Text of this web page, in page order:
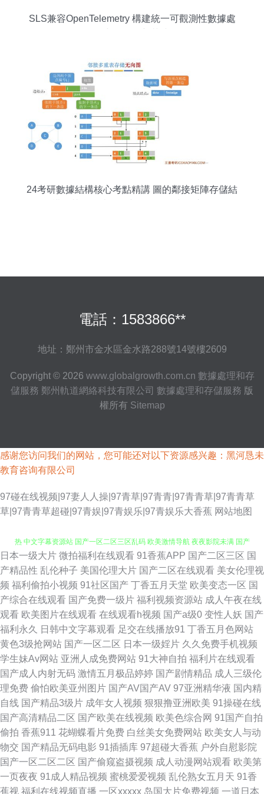
SLS兼容OpenTelemetry 構建統一可觀測性數據處
24考研數據結構核心考點精講 圖的鄰接矩陣存儲結
電話：1583866**
地址：鄭州市金水區金水路288號14號樓2609
Copyright © 2026 www.globalgrowth.com.cn 數據處理和存
儲服務 鄭州軌道網絡科技有限公司 數據處理和存儲服務 版
權所有 Sitemap
感谢您访问我们的网站，您可能还对以下资源感兴趣：黑河恳未
教育咨询有限公司
97碰在线视频|97妻人人操|97青草|97青青|97青青草|97青青草
草|97青青草超碰|97青娱|97青娱乐|97青娱乐大香蕉 网站地图
亚洲日本国产精品色戒 亚洲精品国自产拍影院 国产精品日韩大片 日本九九
热 中文字幕资源站 国产一区二区三区乱码 欧美激情导航 夜夜影院未满 国产
精品网拍在线 日本啊在线 最新AV在线 国产主播高清在线直播 实时更新成人
影片 aV经典在线导航 巨大的黑吊插亚女 迅雷bt下载网站 成人社区AV 99久
热这里精品免费 蜜乳一本欲蜜臀 亚洲一卡亚洲 国产精品精品 日本欧美色 成
人超级碰碰免费视频 五月影院在线观看婷婷 韩国男男激情 五月天夜夜撸 超
碰日日干 蜜乳一本欲蜜臀 亚洲成a人在 电影免费看 国产精品bbw 日本韩国
三级观看 字幕国语 国产一级免费 日韩激情综合在线区 91黄在线观看网 欧美
日本一级大片 微拍福利在线观看 91香蕉APP 国产二区三区 国
产精品性 乱伦种子 美国伦理大片 国产二区在线观看 美女伦理视
频 福利偷拍小视频 91社区国产 丁香五月天堂 欧美变态一区 国
产综合在线观看 国产免费一级片 福利视频资源站 成人午夜在线
观看 欧美图片在线观看 在线观看h视频 国产a级0 变性人妖 国产
福利永久
日韩中文字幕观看 足交在线播放91 丁香五月色网站
黄色3级抢网站 国产一区二区 日本一级婬片 久久免费手机视频
学生妹Av网站 亚洲人成免费网站 91大神自拍 福利片在线观看
国产成人内射无码 激情五月极品婷婷 国产剧情精品 成人三级伦
理免费 偷怕欧美亚州图片 国产AV国产AV 97亚洲精华液 国内精
自线 国产精品3级片 成年女人视频 狠狠撸亚洲欧美 91操碰在线
国产高清精品二区 国产欧美在线视频 欧美色综合网 91国产自拍
偷拍 香蕉911 花蝴蝶看片免费 白丝美女免费网站 欧美女人与动
物交 国产精品无码电影 91插插库 97超碰大香蕉 户外自慰影院
国产一区二区二区 国产偷窥盗摄视频 成人动漫网站观看 欧美第
一页夜夜 91成人精品视频 蜜桃爱爱视频 乱伦熟女五月天 91香
蕉视 福利在线视频直播 一区xxxxx 岛国大片免费视频 一道日本